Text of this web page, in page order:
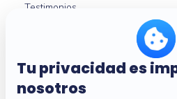
Tu privacidad es
nosotros
Testimonios
Ayuda